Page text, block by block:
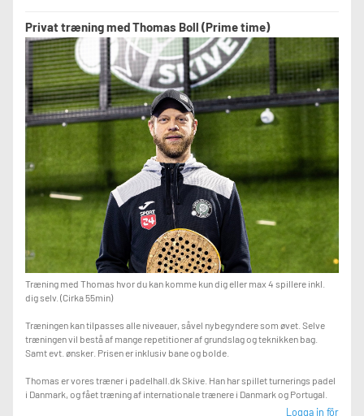
Privat træning med Thomas Boll (Prime time)
Træning med Thomas hvor du kan komme kun dig eller max 4 spillere inkl.
dig selv. (Cirka 55min)
Træningen kan tilpasses alle niveauer, såvel nybegyndere som øvet. Selve
træningen vil bestå af mange repetitioner af grundslag og teknikken bag.
Samt evt. ønsker. Prisen er inklusiv bane og bolde.
Thomas er vores træner i padelhall.dk Skive. Han har spillet turnerings padel
i Danmark, og fået træning af internationale trænere i Danmark og Portugal.
Logga in för